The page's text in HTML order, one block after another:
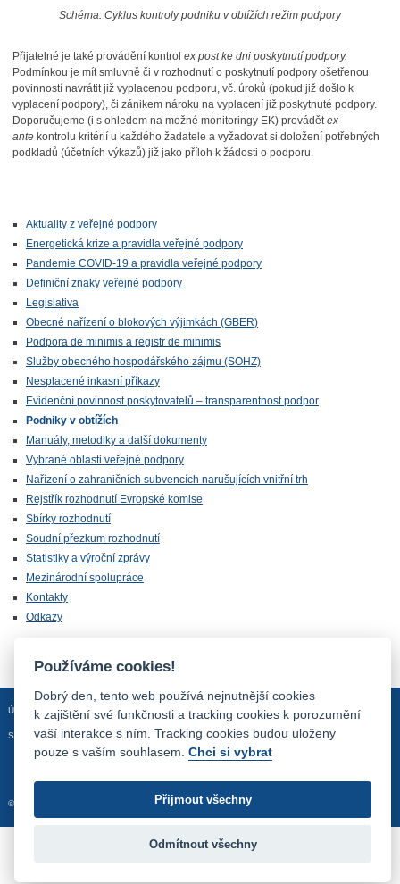
Schéma: Cyklus kontroly podniku v obtížích režim podpory
Přijatelné je také provádění kontrol ex post ke dni poskytnutí podpory.
Podmínkou je mít smluvně či v rozhodnutí o poskytnutí podpory ošetřenou
povinností navrátit již vyplacenou podporu, vč. úroků (pokud již došlo k
vyplacení podpory), či zánikem nároku na vyplacení již poskytnuté podpory.
Doporučujeme (i s ohledem na možné monitoringy EK) provádětex
antekontrolu kritérií u každého žadatele a vyžadovat si doložení potřebných
podkladů (účetních výkazů) již jako příloh k žádosti o podporu.
Aktuality z veřejné podpory
Energetická krize a pravidla veřejné podpory
Pandemie COVID-19 a pravidla veřejné podpory
Definiční znaky veřejné podpory
Legislativa
Obecné nařízení o blokových výjimkách (GBER)
Podpora de minimis a registr de minimis
Služby obecného hospodářského zájmu (SOHZ)
Nesplacené inkasní příkazy
Evidenční povinnost poskytovatelů – transparentnost podpor
Podniky v obtížích
Manuály, metodiky a další dokumenty
Vybrané oblasti veřejné podpory
Nařízení o zahraničních subvencích narušujících vnitřní trh
Rejstřík rozhodnutí Evropské komise
Sbírky rozhodnutí
Soudní přezkum rozhodnutí
Statistiky a výroční zprávy
Mezinárodní spolupráce
Kontakty
Odkazy
Úvodní stránka Mapa stránek Prohlášení o přístupnosti
Sledujte nás:
© 2012 - 2026 Úřad pro ochranu hospodářské soutěže
Používáme cookies!
Dobrý den, tento web používá nejnutnější cookies
k zajištění své funkčnosti a tracking cookies k porozumění
vaší interakce s ním. Tracking cookies budou uloženy
pouze s vaším souhlasem.Chci si vybrat
Přijmout všechny
Odmítnout všechny